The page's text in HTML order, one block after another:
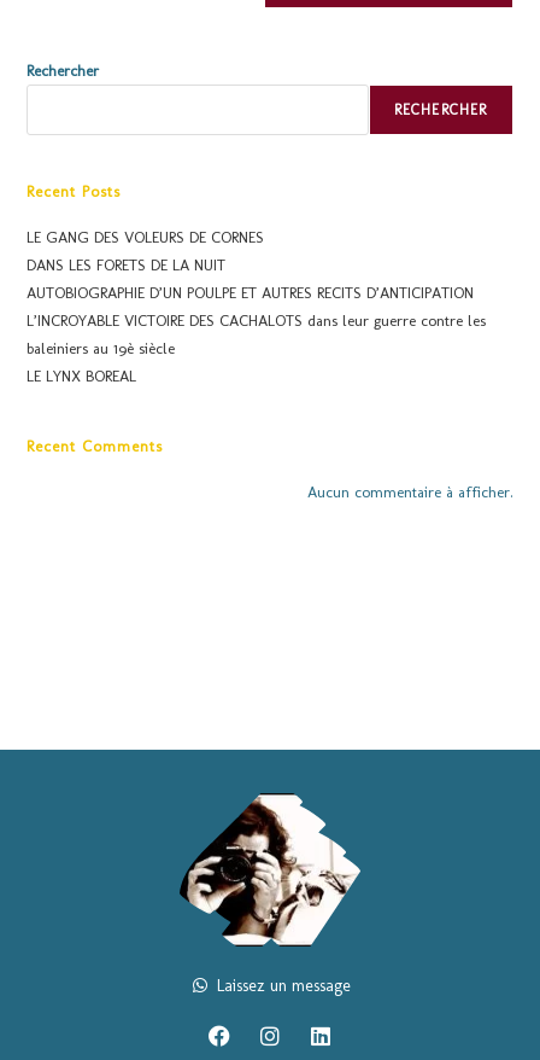
Rechercher
RECHERCHER
Recent Posts
LE GANG DES VOLEURS DE CORNES
DANS LES FORETS DE LA NUIT
AUTOBIOGRAPHIE D’UN POULPE ET AUTRES RECITS D’ANTICIPATION
L’INCROYABLE VICTOIRE DES CACHALOTS dans leur guerre contre les
baleiniers au 19è siècle
LE LYNX BOREAL
Recent Comments
Aucun commentaire à afficher.
Laissez un message